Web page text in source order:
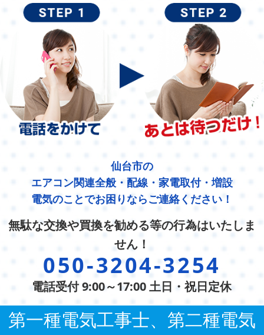
仙台市の
エアコン関連全般・配線・家電取付・増設
電気のことでお困りならご連絡ください！
無駄な交換や買換を勧める等の行為はいたしま
せん！
050-3204-3254
電話受付 9:00～17:00 土日・祝日定休
第一種電気工事士、第二種電気